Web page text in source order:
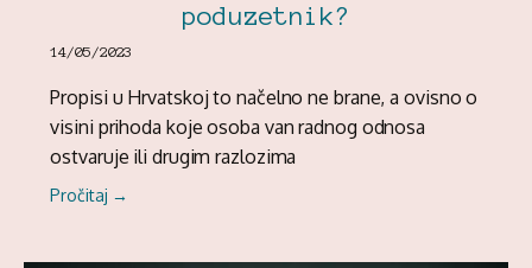
poduzetnik?
14/05/2023
Propisi u Hrvatskoj to načelno ne brane, a ovisno o
visini prihoda koje osoba van radnog odnosa
ostvaruje ili drugim razlozima
Pročitaj →